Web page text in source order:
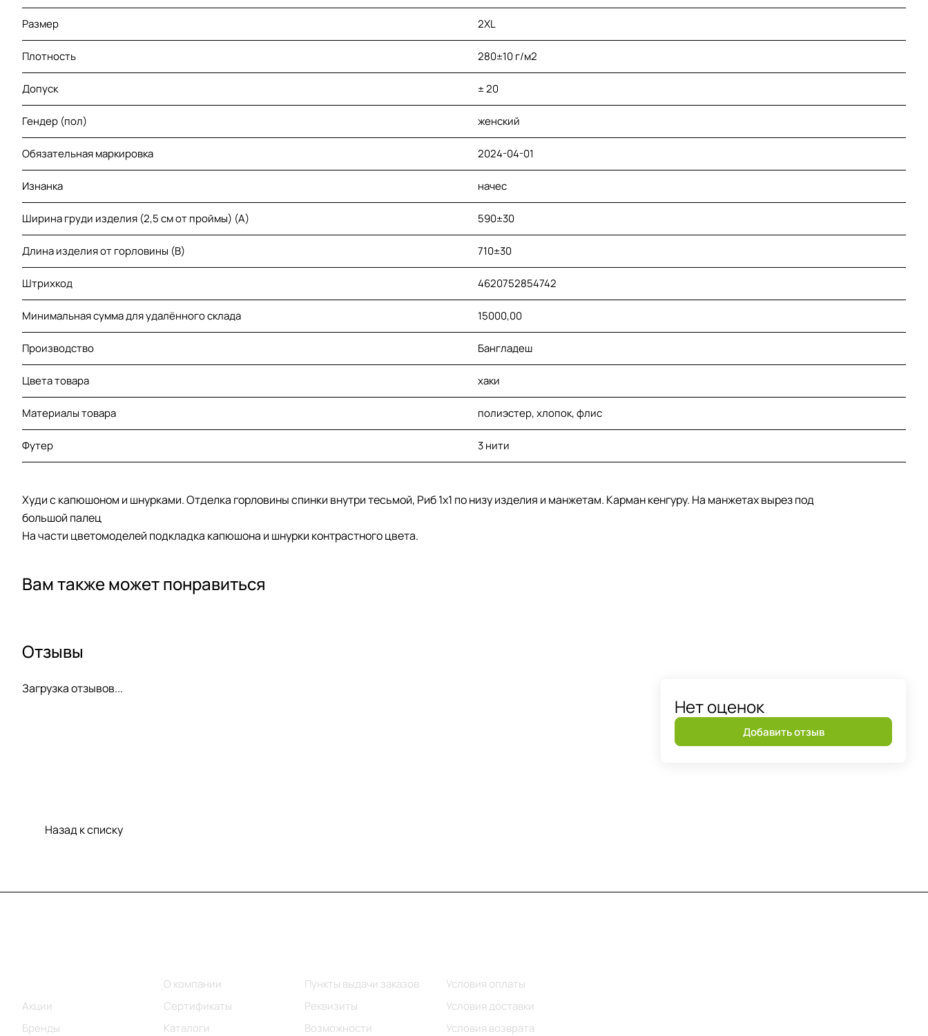
Размер 2XL
Плотность 280±10 г/м2
Допуск ± 20
Гендер (пол) женский
Обязательная маркировка 2024-04-01
Изнанка начес
Ширина груди изделия (2,5 см от проймы) (A) 590±30
Длина изделия от горловины (B) 710±30
Штрихкод 4620752854742
Минимальная сумма для удалённого склада 15000,00
Производство Бангладеш
Цвета товара хаки
Материалы товара полиэстер, хлопок, флис
Футер 3 нити
Худи с капюшоном и шнурками. Отделка горловины спинки внутри тесьмой, Риб 1х1 по низу изделия и манжетам. Карман кенгуру. На манжетах вырез под
большой палец
На части цветомоделей подкладка капюшона и шнурки контрастного цвета.
Вам также может понравиться
Отзывы
Загрузка отзывов...
Нет оценок
Добавить отзыв
Назад к списку
Акции
Бренды
О компании
Сертификаты
Каталоги
Пункты выдачи заказов
Реквизиты
Возможности
Условия оплаты
Условия доставки
Условия возврата